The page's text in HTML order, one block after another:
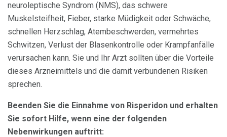
neuroleptische Syndrom (NMS), das schwere
Muskelsteifheit, Fieber, starke Müdigkeit oder Schwäche,
schnellen Herzschlag, Atembeschwerden, vermehrtes
Schwitzen, Verlust der Blasenkontrolle oder Krampfanfälle
verursachen kann. Sie und Ihr Arzt sollten über die Vorteile
dieses Arzneimittels und die damit verbundenen Risiken
sprechen.
Beenden Sie die Einnahme von Risperidon und erhalten
Sie sofort Hilfe, wenn eine der folgenden
Nebenwirkungen auftritt: